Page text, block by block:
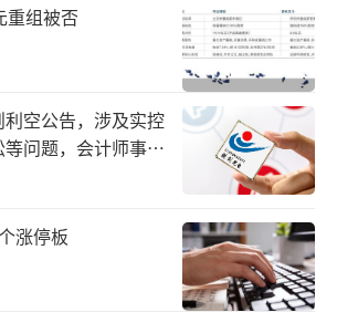
“以价换量”，通过降低药物
集采资格。由于进口原研药价
绝大多数会在集采中落选，
，医院采购以集采的国产药
药占比大幅缩减。
过了一致性评价后的仿制药，可
基本一样的临床效果，不仅如
在帮助减轻医疗成本和促进药
重组被否
空公告，涉及实控
问题，会计师事务
”
涨停板